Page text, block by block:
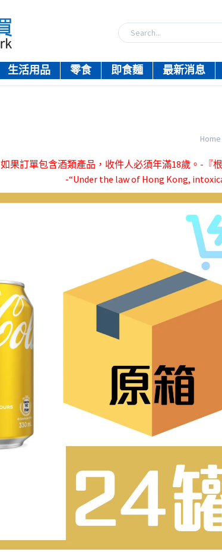
生活用品 零食 即食麵 最新消息
Home
如果訂單包含酒類產品，收件人必須年滿18歲。-『根
-“Under the law of Hong Kong,